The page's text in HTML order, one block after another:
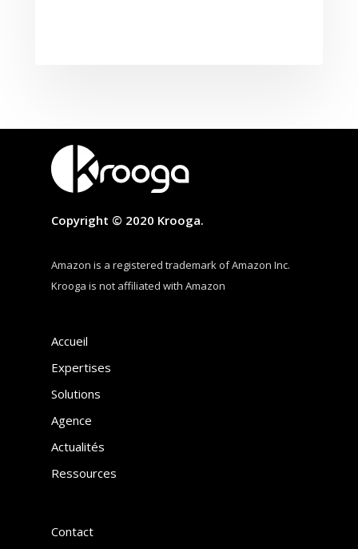
Copyright © 2020 Krooga.
Amazon is a registered trademark of Amazon Inc.
Krooga is not affiliated with Amazon
Accueil
Expertises
Solutions
Agence
Actualités
Ressources
Contact